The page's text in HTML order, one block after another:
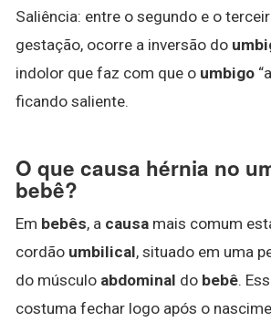
Saliência: entre o segundo e o
gestação, ocorre a inversão do
indolor que faz com que o umbigo
ficando saliente.
O que causa hérnia no
bebê?
Em bebês, a causa mais comum
cordão umbilical, situado em uma
do músculo abdominal do bebê.
costuma fechar logo após o